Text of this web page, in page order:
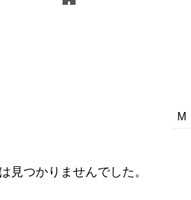
見つかりませんでした。